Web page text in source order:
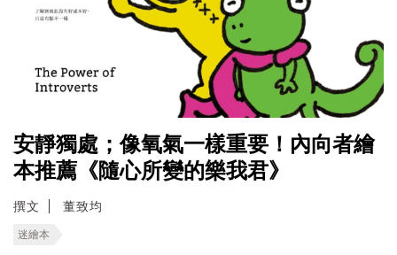
安靜獨處；像氧氣一樣重要！內向者繪
本推薦《隨心所變的樂我君》
撰文 董致均
迷繪本